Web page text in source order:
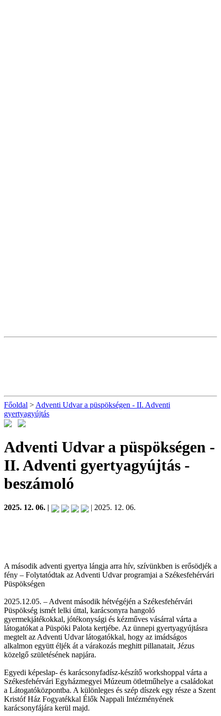
Főoldal > Adventi Udvar a püspökségen - II. Adventi
gyertyagyújtás
Adventi Udvar a püspökségen -
II. Adventi gyertyagyújtás -
beszámoló
2025. 12. 06. | | 2025. 12. 06.
A második adventi gyertya lángja arra hív, szívünkben is erősödjék a
fény – Folytatódtak az Adventi Udvar programjai a Székesfehérvári
Püspökségen
2025.12.05. – Advent második hétvégéjén a Székesfehérvári
Püspökség ismét lelki úttal, karácsonyra hangoló
gyermekjátékokkal, jótékonysági és kézműves vásárral várta a
látogatókat a Püspöki Palota kertjébe. Az ünnepi gyertyagyújtásra
megtelt az Adventi Udvar látogatókkal, hogy az imádságos
alkalmon együtt éljék át a várakozás meghitt pillanatait, Jézus
közelgő születésének napjára.
Egyedi képeslap- és karácsonyfadísz-készítő workshoppal várta a
Székesfehérvári Egyházmegyei Múzeum ötletműhelye a családokat
a Látogatóközpontba. A különleges és szép díszek egy része a Szent
Kristóf Ház Fogyatékkal Élők Nappali Intézményének
karácsonyfájára kerül majd.